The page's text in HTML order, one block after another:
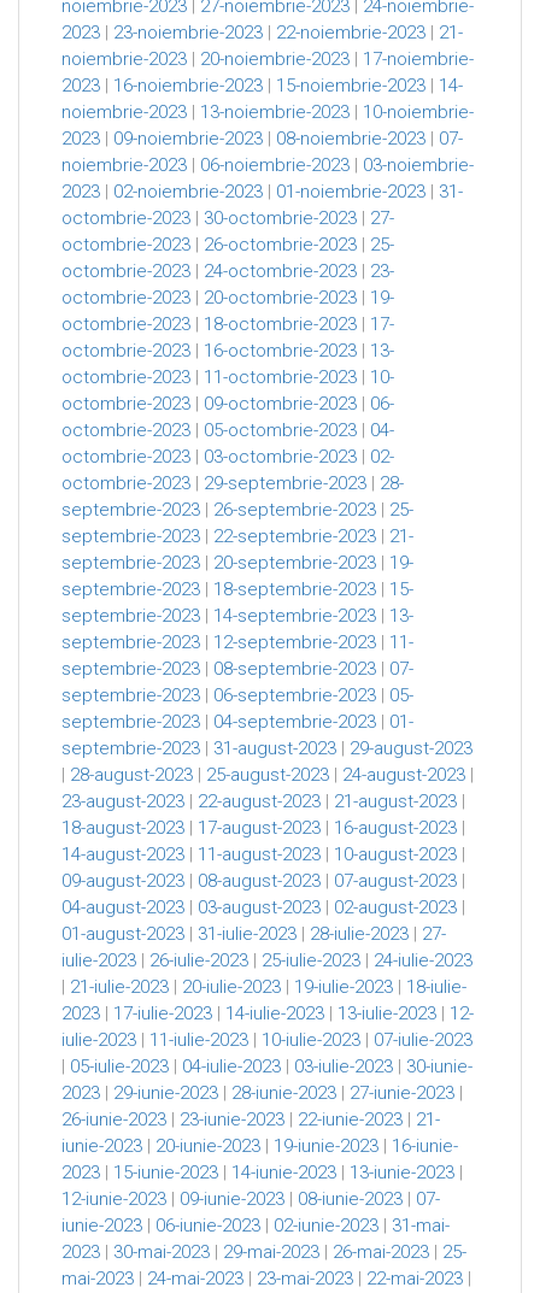
noiembrie-2023 27-noiembrie-2023
24-noiembrie-
2023 | 23-noiembrie-2023 | 22-noiembrie-2023 | 21-
noiembrie-2023 | 20-noiembrie-2023 | 17-noiembrie-
2023 | 16-noiembrie-2023 | 15-noiembrie-2023 | 14-
noiembrie-2023 | 13-noiembrie-2023 | 10-noiembrie-
2023 | 09-noiembrie-2023 | 08-noiembrie-2023 | 07-
noiembrie-2023 | 06-noiembrie-2023 | 03-noiembrie-
2023 | 02-noiembrie-2023 | 01-noiembrie-2023 | 31-
octombrie-2023 | 30-octombrie-2023 | 27-
octombrie-2023 | 26-octombrie-2023 | 25-
octombrie-2023 | 24-octombrie-2023 | 23-
octombrie-2023 | 20-octombrie-2023 | 19-
octombrie-2023 | 18-octombrie-2023 | 17-
octombrie-2023 | 16-octombrie-2023 | 13-
octombrie-2023 | 11-octombrie-2023 | 10-
octombrie-2023 | 09-octombrie-2023 | 06-
octombrie-2023 | 05-octombrie-2023 | 04-
octombrie-2023 | 03-octombrie-2023 | 02-
octombrie-2023 | 29-septembrie-2023 | 28-
septembrie-2023 | 26-septembrie-2023 | 25-
septembrie-2023 | 22-septembrie-2023 | 21-
septembrie-2023 | 20-septembrie-2023 | 19-
septembrie-2023 | 18-septembrie-2023 | 15-
septembrie-2023 | 14-septembrie-2023 | 13-
septembrie-2023 | 12-septembrie-2023 | 11-
septembrie-2023 | 08-septembrie-2023 | 07-
septembrie-2023 | 06-septembrie-2023 | 05-
septembrie-2023 | 04-septembrie-2023 | 01-
septembrie-2023 | 31-august-2023 | 29-august-2023
| 28-august-2023 | 25-august-2023 | 24-august-2023 |
23-august-2023 | 22-august-2023 | 21-august-2023 |
18-august-2023 | 17-august-2023 | 16-august-2023 |
14-august-2023 | 11-august-2023 | 10-august-2023 |
09-august-2023 | 08-august-2023 | 07-august-2023 |
04-august-2023 | 03-august-2023 | 02-august-2023 |
01-august-2023 | 31-iulie-2023 | 28-iulie-2023 | 27-
iulie-2023 | 26-iulie-2023 | 25-iulie-2023 | 24-iulie-2023
| 21-iulie-2023 | 20-iulie-2023 | 19-iulie-2023 | 18-iulie-
2023 | 17-iulie-2023 | 14-iulie-2023 | 13-iulie-2023 | 12-
iulie-2023 | 11-iulie-2023 | 10-iulie-2023 | 07-iulie-2023
| 05-iulie-2023 | 04-iulie-2023 | 03-iulie-2023 | 30-iunie-
2023 | 29-iunie-2023 | 28-iunie-2023 | 27-iunie-2023 |
26-iunie-2023 | 23-iunie-2023 | 22-iunie-2023 | 21-
iunie-2023 | 20-iunie-2023 | 19-iunie-2023 | 16-iunie-
2023 | 15-iunie-2023 | 14-iunie-2023 | 13-iunie-2023 |
12-iunie-2023 | 09-iunie-2023 | 08-iunie-2023 | 07-
iunie-2023 | 06-iunie-2023 | 02-iunie-2023 | 31-mai-
2023 | 30-mai-2023 | 29-mai-2023 | 26-mai-2023 | 25-
mai-2023 | 24-mai-2023 | 23-mai-2023 | 22-mai-2023 |